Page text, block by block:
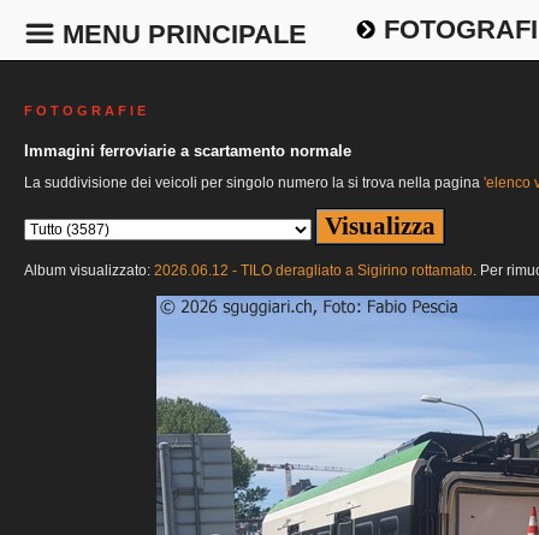
MENU PRINCIPALE
F O T O G R A F I E
Immagini ferroviarie a scartamento normale
La suddivisione dei veicoli per singolo numero la si trova nella pagina 'elenco
Album visualizzato: 2026.06.12 - TILO deragliato a Sigirino rottamato. Per